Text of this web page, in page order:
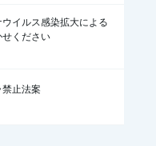
ウイルス感染拡大による
ください
禁止法案